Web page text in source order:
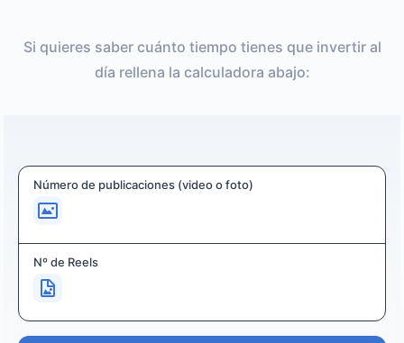
Si quieres saber cuánto tiempo tienes que invertir al
día rellena la calculadora abajo:
Número de publicaciones (video o foto)
Nº de Reels